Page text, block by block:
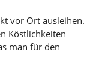
vor Ort ausleihen.
Köstlichkeiten
man für den